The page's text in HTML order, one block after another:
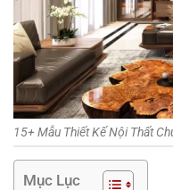
15+ Mẫu Thiết Kế Nội Thất
Mục Lục